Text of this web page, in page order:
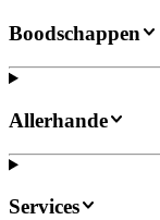
Boodschappen
Allerhande
Services